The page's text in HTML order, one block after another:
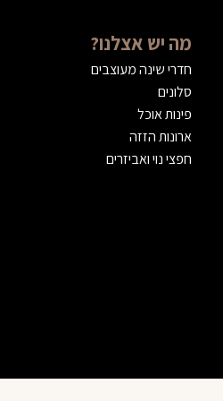
מה יש אצלנו?
חדרי שינה מעוצבים
סלונים
פינות אוכל
ארונות הזזה
חפצי נוי ואביזרים